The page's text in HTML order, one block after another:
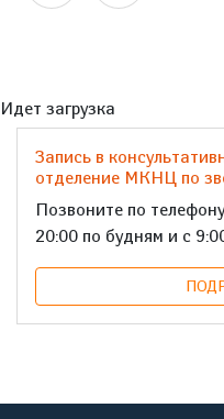
Идет загрузка
Запись в
отделение МКНЦ по
Позвоните по
20:00 по будням и с